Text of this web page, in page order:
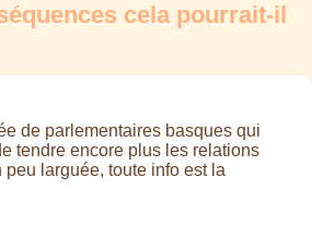
cela pourrait-il
de parlementaires basques qui
tendre encore plus les relations
larguée, toute info est la